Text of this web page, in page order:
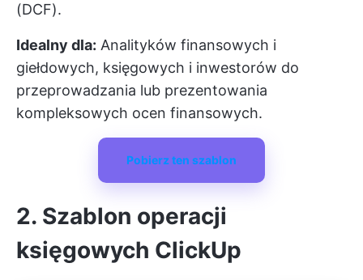
(DCF).
Idealny dla: Analityków finansowych i
giełdowych, księgowych i inwestorów do
przeprowadzania lub prezentowania
kompleksowych ocen finansowych.
Pobierz ten szablon
2. Szablon operacji
księgowych ClickUp